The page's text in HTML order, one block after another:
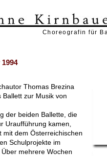
Choreografin für
Thomas Brezina
zur Musik von
der beiden Ballette, die
Uraufführung kamen,
dem Österreichischen
Schulprojekte im
mehrere Wochen